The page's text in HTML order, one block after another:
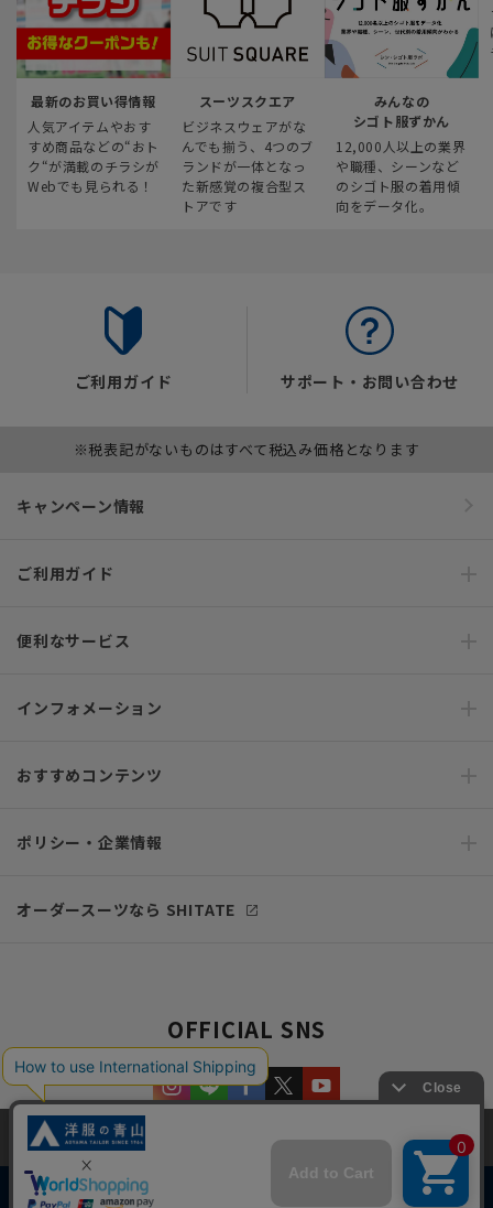
最新のお買い得情報
人気アイテムやおす
すめ商品などの“おト
ク“が満載のチラシが
Webでも見られる！
スーツスクエア
ビジネスウェアがな
んでも揃う、4つのブ
ランドが一体となっ
た新感覚の複合型ス
トアです
みんなの
シゴト服ずかん
12,000人以上の業界
や職種、シーンなど
のシゴト服の着用傾
向をデータ化。
ご利用ガイド サポート・お問い合わせ
※税表記がないものはすべて税込み価格となります
キャンペーン情報
ご利用ガイド
便利なサービス
インフォメーション
おすすめコンテンツ
ポリシー・企業情報
オーダースーツなら SHITATE
OFFICIAL SNS
当サイトでは、快適な閲覧体験とコンテンツ改善のためにCookieを使用
しています。閲覧を続けることで、Cookieの使用に同意したものとみな